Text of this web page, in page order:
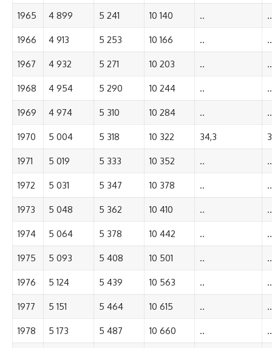
1965 4 899 5 241 10 140 .. ..
1966 4 913 5 253 10 166 .. ..
1967 4 932 5 271 10 203 .. ..
1968 4 954 5 290 10 244 .. ..
1969 4 974 5 310 10 284 .. ..
1970 5 004 5 318 10 322 34,3
1971 5 019 5 333 10 352 .. ..
1972 5 031 5 347 10 378 .. ..
1973 5 048 5 362 10 410 .. ..
1974 5 064 5 378 10 442 .. ..
1975 5 093 5 408 10 501 .. ..
1976 5 124 5 439 10 563 .. ..
1977 5 151 5 464 10 615 .. ..
1978 5 173 5 487 10 660 .. ..